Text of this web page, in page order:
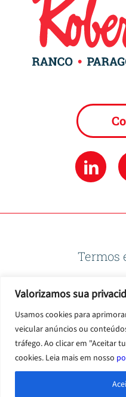
Valorizamos sua
Usamos cookies para
veicular anúncios ou
tráfego. Ao clicar em "Aceitar
cookies. Leia mais em nosso
Termos
Política